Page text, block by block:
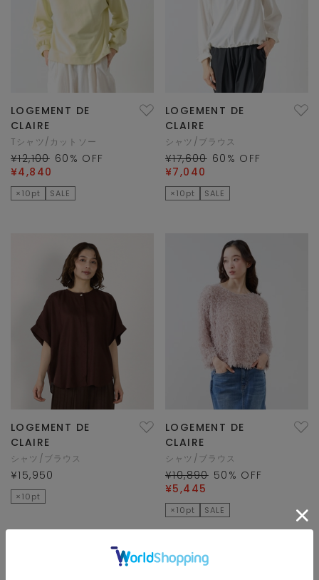
LOGEMENT DE
CLAIRE
Tシャツ/カットソー
¥12,100 60 % OFF
¥4,840
×10pt SALE
LOGEMENT DE
CLAIRE
シャツ/ブラウス
¥17,600 60 % OFF
¥7,040
×10pt SALE
LOGEMENT DE
CLAIRE
シャツ/ブラウス
¥15,950
×10pt
LOGEMENT DE
CLAIRE
シャツ/ブラウス
¥10,890 50 % OFF
¥5,445
×10pt SALE